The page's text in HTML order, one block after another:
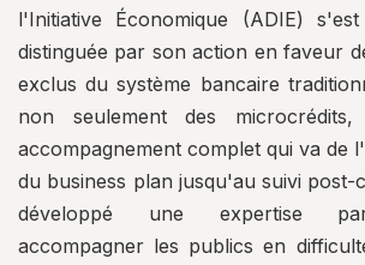
l'Initiative Économique (ADIE)
distinguée par son action en faveur
exclus du système bancaire
non seulement des
accompagnement complet qui va de
du business plan jusqu'au suivi post-
développé une expertise
accompagner les publics en